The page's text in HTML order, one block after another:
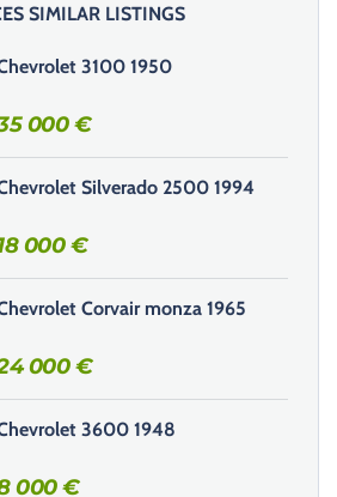
SIMILAR LISTINGS
3100 1950
000€
Silverado 2500 1994
000€
Corvair monza 1965
000€
3600 1948
000€